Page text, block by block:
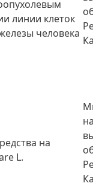
линии клеток
человека
на
L.